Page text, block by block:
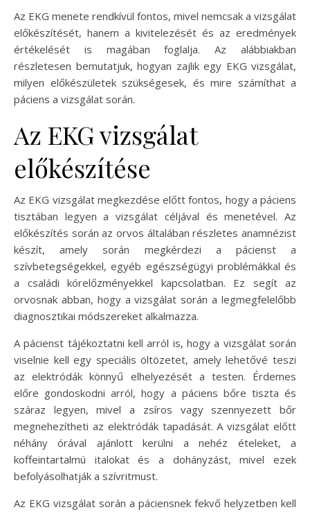
Az EKG menete rendkívül fontos, mivel nemcsak a vizsgálat
előkészítését, hanem a kivitelezését és az eredmények
értékelését is magában foglalja. Az alábbiakban
részletesen bemutatjuk, hogyan zajlik egy EKG vizsgálat,
milyen előkészületek szükségesek, és mire számíthat a
páciens a vizsgálat során.
Az EKG vizsgálat
előkészítése
Az EKG vizsgálat megkezdése előtt fontos, hogy a páciens
tisztában legyen a vizsgálat céljával és menetével. Az
előkészítés során az orvos általában részletes anamnézist
készít, amely során megkérdezi a pácienst a
szívbetegségekkel, egyéb egészségügyi problémákkal és
a családi kórelőzményekkel kapcsolatban. Ez segít az
orvosnak abban, hogy a vizsgálat során a legmegfelelőbb
diagnosztikai módszereket alkalmazza.
A pácienst tájékoztatni kell arról is, hogy a vizsgálat során
viselnie kell egy speciális öltözetet, amely lehetővé teszi
az elektródák könnyű elhelyezését a testen. Érdemes
előre gondoskodni arról, hogy a páciens bőre tiszta és
száraz legyen, mivel a zsíros vagy szennyezett bőr
megnehezítheti az elektródák tapadását. A vizsgálat előtt
néhány órával ajánlott kerülni a nehéz ételeket, a
koffeintartalmú italokat és a dohányzást, mivel ezek
befolyásolhatják a szívritmust.
Az EKG vizsgálat során a páciensnek fekvő helyzetben kell